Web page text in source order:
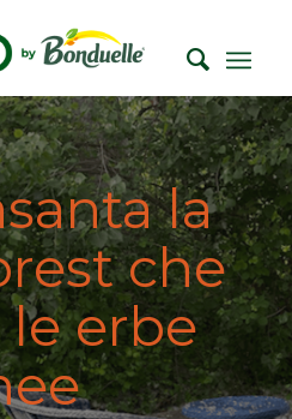
la
che
erbe